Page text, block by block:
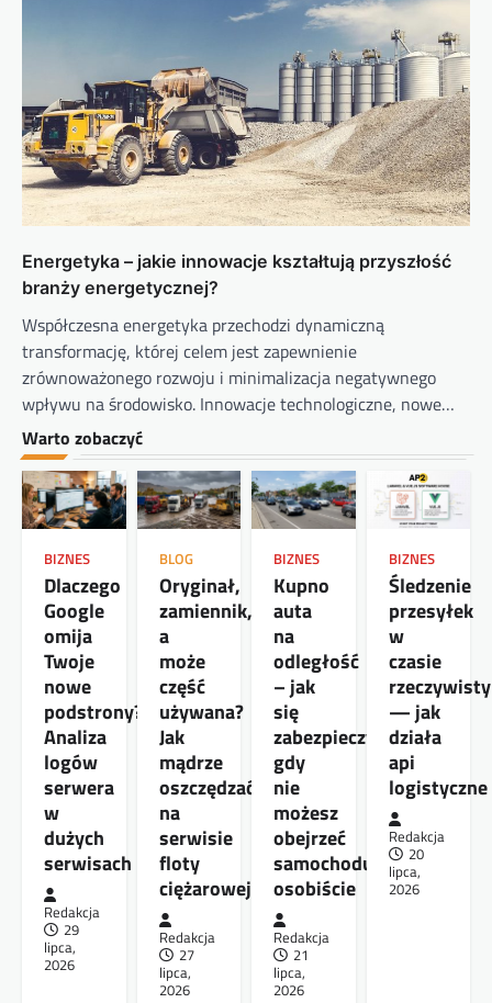
Energetyka – jakie innowacje kształtują przyszłość
branży energetycznej?
Współczesna energetyka przechodzi dynamiczną
transformację, której celem jest zapewnienie
zrównoważonego rozwoju i minimalizacja negatywnego
wpływu na środowisko. Innowacje technologiczne, nowe…
Warto zobaczyć
BIZNES
Dlaczego
Google
omija
Twoje
nowe
podstrony?
Analiza
logów
serwera
w
dużych
serwisach
Redakcja
29
lipca,
2026
BLOG
Oryginał,
zamiennik,
a
może
część
używana?
Jak
mądrze
oszczędzać
na
serwisie
floty
ciężarowej
Redakcja
27
lipca,
2026
BIZNES
Kupno
auta
na
odległość
– jak
się
zabezpieczyć,
gdy
nie
możesz
obejrzeć
samochodu
osobiście
Redakcja
21
lipca,
2026
BIZNES
Śledzenie
przesyłek
w
czasie
— jak
działa
api
logistyczne
Redakcja
20
lipca,
2026